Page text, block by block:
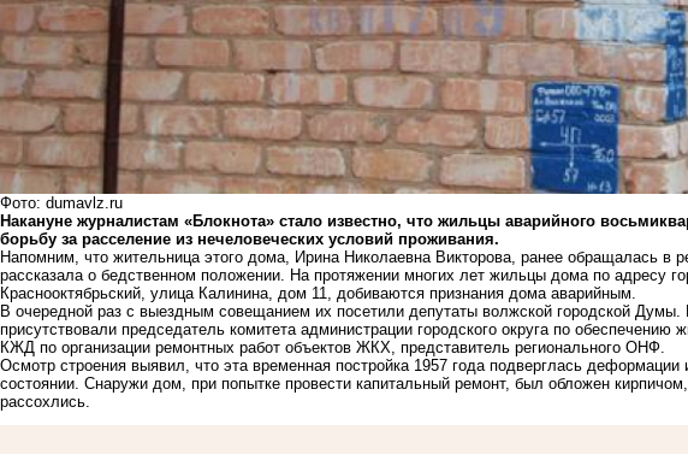
Фото: dumavlz.ru
Накануне журналистам «Блокнота» стало известно, что жильцы аварийного
борьбу за расселение из нечеловеческих условий проживания.
Напомним, что жительница этого дома, Ирина Николаевна Викторова, ранее обращалась в
рассказала о бедственном положении . На протяжении многих лет жильцы дома по адресу
Краснооктябрьский, улица Калинина, дом 11, добиваются признания дома аварийным.
В очередной раз с выездным совещанием их посетили депутаты волжской городской Думы.
присутствовали председатель комитета администрации городского округа по обеспечению
КЖД по организации ремонтных работ объектов ЖКХ, представитель регионального ОНФ.
Осмотр строения выявил, что эта временная постройка 1957 года подверглась деформации
состоянии. Снаружи дом, при попытке провести капитальный ремонт, был обложен
рассохлись.